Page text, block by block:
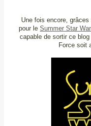
Une fois encore,
pour leSummer Star
capable de sortir ce
Force soit